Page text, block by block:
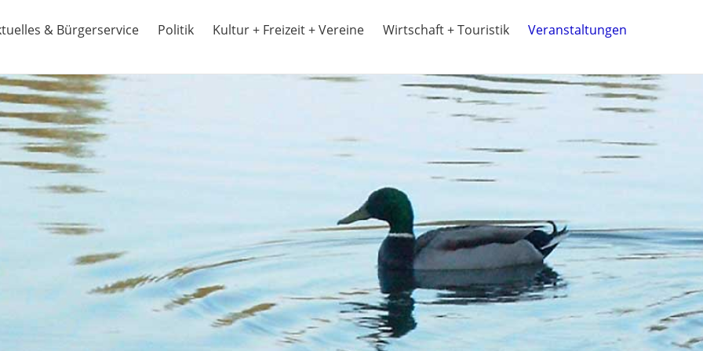
& Bürgerservice Politik Kultur + Freizeit + Vereine Wirtschaft + Touristik Veranstaltungen